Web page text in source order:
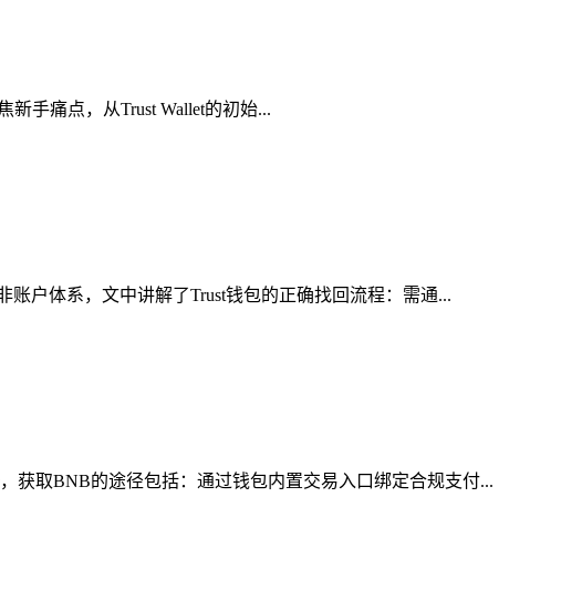
手痛点，从Trust Wallet的初始...
户体系，文中讲解了Trust钱包的正确找回流程：需通...
获取BNB的途径包括：通过钱包内置交易入口绑定合规支付...